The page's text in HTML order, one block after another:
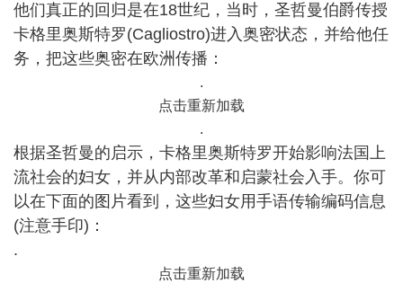
他们真正的回归是在18世纪，当时，圣哲曼伯爵传授
卡格里奥斯特罗(Cagliostro)进入奥密状态，并给他任
务，把这些奥密在欧洲传播：
.
点击重新加载
.
根据圣哲曼的启示，卡格里奥斯特罗开始影响法国上
流社会的妇女，并从内部改革和启蒙社会入手。你可
以在下面的图片看到，这些妇女用手语传输编码信息
(注意手印)：
.
点击重新加载